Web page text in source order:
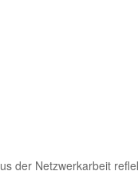
der Netzwerkarbeit